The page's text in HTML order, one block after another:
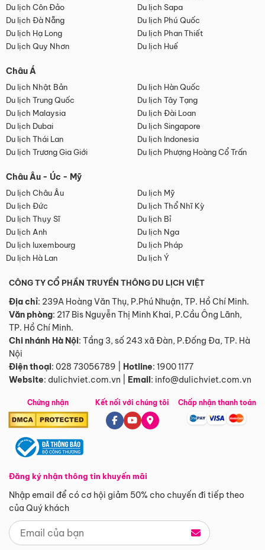
Du lịch Côn Đảo
Du lịch Sapa
Du lịch Đà Nẵng
Du lịch Phú Quốc
Du lịch Hạ Long
Du lịch Phan Thiết
Du lịch Quy Nhơn
Du lịch Huế
Châu Á
Du lịch Nhật Bản
Du lịch Hàn Quốc
Du lịch Trung Quốc
Du lịch Tây Tạng
Du lịch Malaysia
Du lịch Đài Loan
Du lịch Dubai
Du lịch Singapore
Du lịch Thái Lan
Du lịch Indonesia
Du lịch Trương Gia Giới
Du lịch Phượng Hoàng Cổ Trấn
Châu Âu - Úc - Mỹ
Du lịch Châu Âu
Du lịch Mỹ
Du lịch Đức
Du lịch Thổ Nhĩ Kỳ
Du lịch Thụy Sĩ
Du lịch Bỉ
Du lịch Anh
Du lịch Nga
Du lịch luxembourg
Du lịch Pháp
Du lịch Hà Lan
Du lịch Ý
CÔNG TY CỔ PHẦN TRUYỀN THÔNG DU LỊCH VIỆT
Địa chỉ: 239A Hoàng Văn Thụ, P.Phú Nhuận, TP. Hồ Chí Minh.
Văn phòng: 217 Bis Nguyễn Thị Minh Khai, P.Cầu Ông Lãnh,
TP. Hồ Chí Minh.
Chi nhánh Hà Nội: Tầng 3, số 243 xã Đàn, P.Đống Đa, TP. Hà
Nội
Điện thoại: 028 73056789 Hotline: 1900 1177
Website: dulichviet.com.vn Email: info@dulichviet.com.vn
Chứng nhận
Đăng ký nhận thông tin khuyến mãi
Nhập email để có cơ hội giảm 50% cho chuyến đi tiếp theo
của Quý khách
Kết nối với chúng tôi Chấp nhận thanh toán